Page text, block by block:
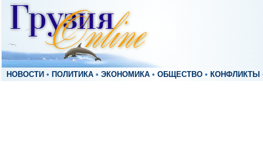
НОВОСТИ • ПОЛИТИКА • ЭКОНОМИКА • ОБЩЕСТВО • КОНФЛИКТЫ